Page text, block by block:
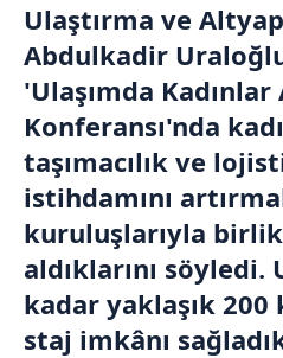
Ulaştırma ve
Abdulkadir
'Ulaşımda Kadınlar
Konferansı'nda
taşımacılık ve
istihdamını
kuruluşlarıyla
aldıklarını
kadar yaklaşık 200
staj imkânı